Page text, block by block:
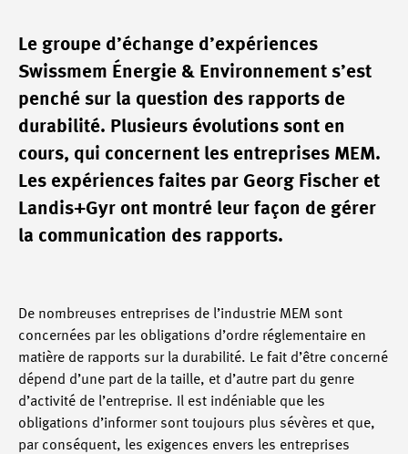
Le groupe d’échange d’expériences
Swissmem Énergie & Environnement s’est
penché sur la question des rapports de
durabilité. Plusieurs évolutions sont en
cours, qui concernent les entreprises MEM.
Les expériences faites par Georg Fischer et
Landis+Gyr ont montré leur façon de gérer
la communication des rapports.
De nombreuses entreprises de l’industrie MEM sont
concernées par les obligations d’ordre réglementaire en
matière de rapports sur la durabilité. Le fait d’être concerné
dépend d’une part de la taille, et d’autre part du genre
d’activité de l’entreprise. Il est indéniable que les
obligations d’informer sont toujours plus sévères et que,
par conséquent, les exigences envers les entreprises